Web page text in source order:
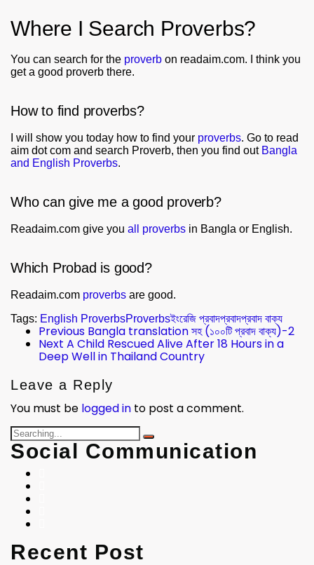
Where I Search Proverbs?
You can search for the proverb on readaim.com. I think you
get a good proverb there.
How to find proverbs?
I will show you today how to find your proverbs. Go to read
aim dot com and search Proverb, then you find out Bangla
and English Proverbs.
Who can give me a good proverb?
Readaim.com give you all proverbs in Bangla or English.
Which Probad is good?
Readaim.com proverbs are good.
Tags: English ProverbsProverbsইংরেজি প্রবাদপ্রবাদপ্রবাদ বাক্য
Previous Bangla translation সহ (১০০টি প্রবাদ বাক্য)-2
Next A Child Rescued Alive After 18 Hours in a
Deep Well in Thailand Country
Leave a Reply
You must be logged in to post a comment.
Social Communication
Recent Post